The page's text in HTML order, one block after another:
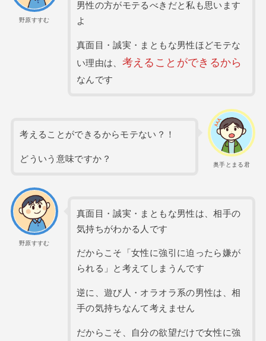
野原すすむ
男性の方がモテるべきだと私も思います
よ
真面目・誠実・まともな男性ほどモテな
い理由は、 考えることができるから
なんです
奥手とまる君
考えることができるからモテない？！
どういう意味ですか？
野原すすむ
真面目・誠実・まともな男性は、相手の
気持ちがわかる人です
だからこそ「女性に強引に迫ったら嫌が
られる」と考えてしまうんです
逆に、遊び人・オラオラ系の男性は、相
手の気持ちなんて考えません
だからこそ、自分の欲望だけで女性に強